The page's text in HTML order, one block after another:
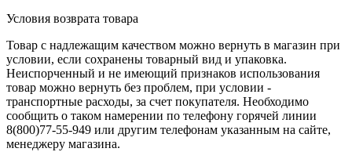
Условия возврата товара
Товар с надлежащим качеством можно вернуть в магазин при
условии, если сохранены товарный вид и упаковка.
Неиспорченный и не имеющий признаков использования
товар можно вернуть без проблем, при условии -
транспортные расходы, за счет покупателя. Необходимо
сообщить о таком намерении по телефону горячей линии
8(800)77-55-949 или другим телефонам указанным на сайте,
менеджеру магазина.